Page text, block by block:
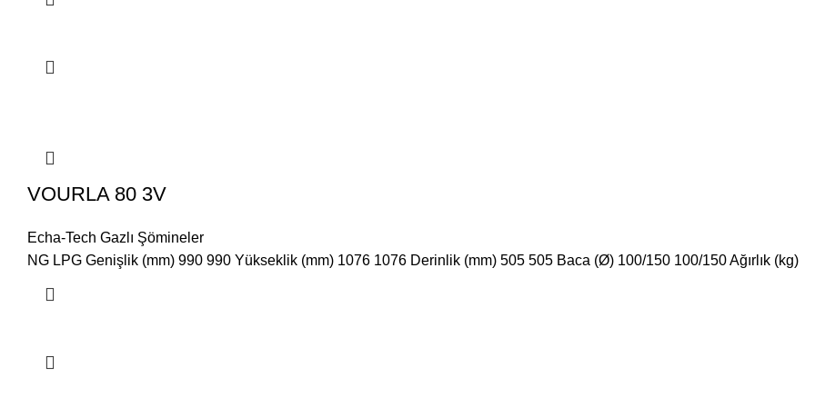
VOURLA 80 3V
Echa-Tech Gazlı Şömineler
NG LPG Genişlik (mm) 990 990 Yükseklik (mm) 1076 1076 Derinlik (mm) 505 505 Baca (Ø) 100/150 100/150 Ağırlık (kg)